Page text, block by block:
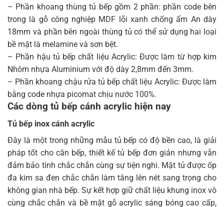
– Phần khoang thùng tủ bếp gồm 2 phần: phần code bên
trong là gỗ công nghiệp MDF lõi xanh chống ẩm An dày
18mm và phần bên ngoài thùng tủ có thể sử dụng hai loại
bề mặt là melamine và sơn bệt.
– Phần hậu tủ bếp chất liệu Acrylic: Được làm từ hợp kim
Nhôm nhựa Aluminium với độ dày 2,8mm đến 3mm.
– Phần khoang chậu rửa tủ bếp chất liệu Acrylic: Được làm
bằng code nhựa picomat chịu nước 100%.
Các dòng tủ bếp cánh acrylic hiện nay
Tủ bếp inox cánh acrylic
Đây là một trong những mẫu tủ bếp có độ bền cao, là giải
pháp tốt cho căn bếp, thiết kế tủ bếp đơn giản nhưng vẫn
đảm bảo tính chắc chắn cùng sự tiện nghi. Mặt tủ được ốp
đa kim sa đen chắc chắn làm tăng lên nét sang trọng cho
không gian nhà bếp. Sự kết hợp giữ chất liệu khung inox vô
cùng chắc chắn và bề mặt gỗ acrylic sáng bóng cao cấp,